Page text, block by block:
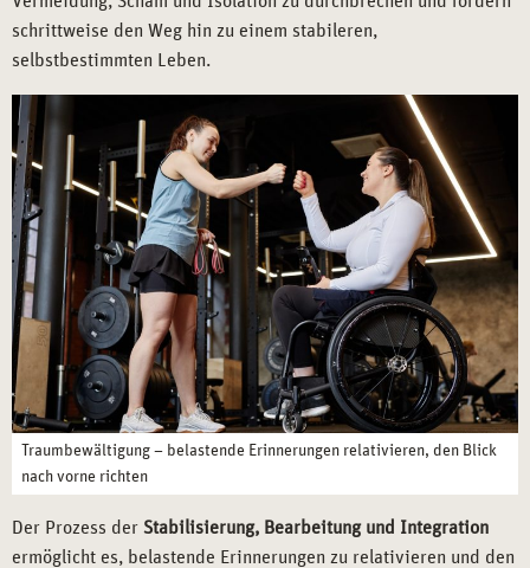
schrittweise den Weg hin zu einem stabileren,
selbstbestimmten Leben.
Traumbewältigung – belastende Erinnerungen relativieren, den Blick
nach vorne richten
Der Prozess der Stabilisierung, Bearbeitung und Integration
ermöglicht es, belastende Erinnerungen zu relativieren und den